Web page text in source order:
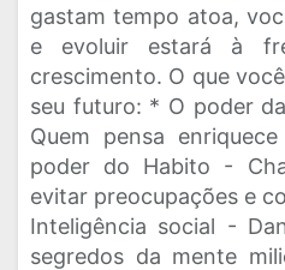
gastam tempo atoa,
e evoluir estará à
crescimento. O que
seu futuro: * O poder
Quem pensa
poder do Habito -
evitar preocupações e
Inteligência social -
segredos da mente